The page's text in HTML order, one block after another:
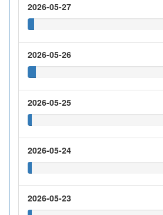
2026-05-27
2026-05-26
2026-05-25
2026-05-24
2026-05-23